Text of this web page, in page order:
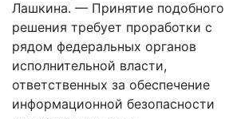
Лашкина. — Принятие подобного
решения требует проработки с
рядом федеральных органов
исполнительной власти,
ответственных за обеспечение
информационной безопасности